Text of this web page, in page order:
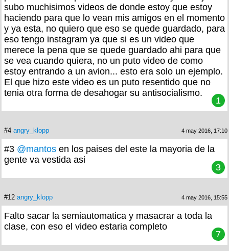
subo muchisimos videos de donde estoy que estoy
haciendo para que lo vean mis amigos en el momento
y ya esta, no quiero que eso se quede guardado, para
eso tengo instagram ya que si es un video que
merece la pena que se quede guardado ahi para que
se vea cuando quiera, no un puto video de como
estoy entrando a un avion... esto era solo un ejemplo.
El que hizo este video es un puto resentido que no
tenia otra forma de desahogar su antisocialismo.
1
#4 angry_klopp 4 may 2016, 17:10
#3 @mantos en los paises del este la mayoria de la
gente va vestida asi
3
#12 angry_klopp 4 may 2016, 15:55
Falto sacar la semiautomatica y masacrar a toda la
clase, con eso el video estaria completo
7